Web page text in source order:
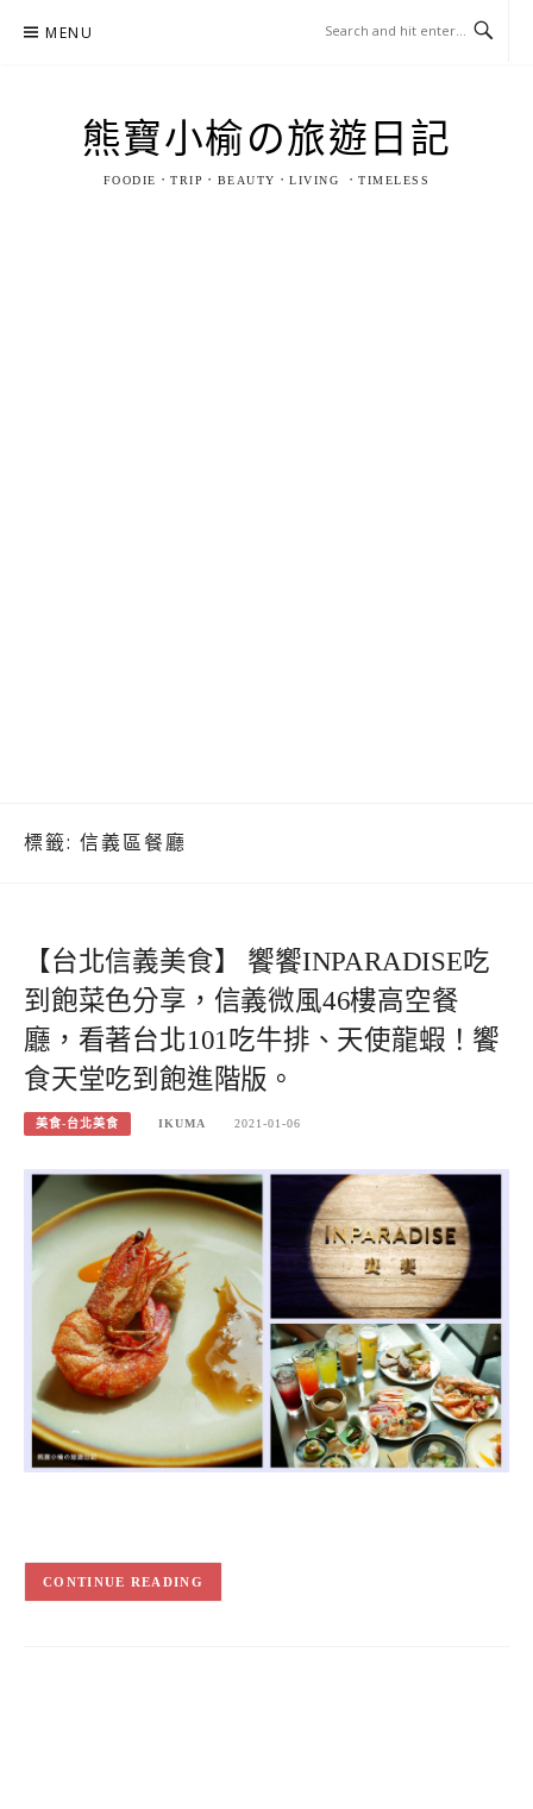
MENU
熊寶小榆の旅遊日記
FOODIE．TRIP．BEAUTY．LIVING ．TIMELESS
標籤: 信義區餐廳
【台北信義美食】 饗饗INPARADISE吃
到飽菜色分享，信義微風46樓高空餐
廳，看著台北101吃牛排、天使龍蝦！饗
食天堂吃到飽進階版。
美食-台北美食 IKUMA 2021-01-06
CONTINUE READING